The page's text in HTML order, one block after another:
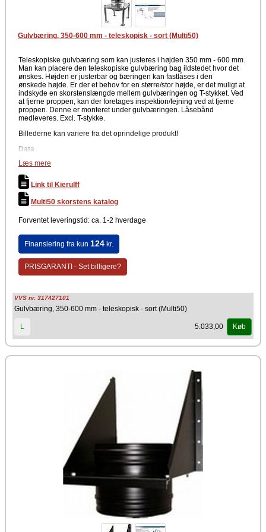
Gulvbæring, 350-600 mm - teleskopisk - sort (Multi50)
Teleskopiske gulvbæring som kan justeres i højden 350 mm - 600 mm.
Man kan placere den teleskopiske gulvbæring bag ildstedet hvor det
ønskes. Højden er justerbar og bæringen kan fastlåses i den
ønskede højde. Er der et behov for en større/stor højde, er det muligt at
indskyde en skorstenslængde mellem gulvbæringen og T-stykket. Ved
at fjerne proppen, kan der foretages inspektion/fejning ved at fjerne
proppen. Denne er monteret under gulvbæringen. Låsebånd
medleveres. Excl. T-stykke.
Billederne kan variere fra det oprindelige produkt!
Data
4"
Maks bæreevne: 10 meter
Farve
Metalbestos Multi50
Læs mere
Link til Kierulff
Multi50 skorstens katalog
Forventet leveringstid: ca. 1-2 hverdage
Finansiering fra kun 124kr.
PRISGARANTI - Set billigere?
VVS nr. 317427101
Gulvbæring, 350-600 mm - teleskopisk - sort (Multi50)
L 5.033,00 Køb